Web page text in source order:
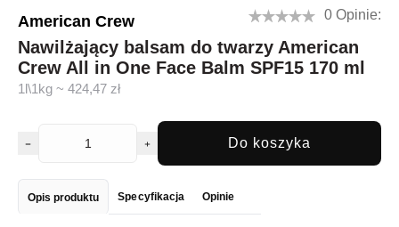
American Crew 0 Opinie:
Nawilżający balsam do twarzy American
Crew All in One Face Balm SPF15 170 ml
1l\1kg ~ 424,47 zł
Do koszyka
Opis produktu Specyfikacja Opinie